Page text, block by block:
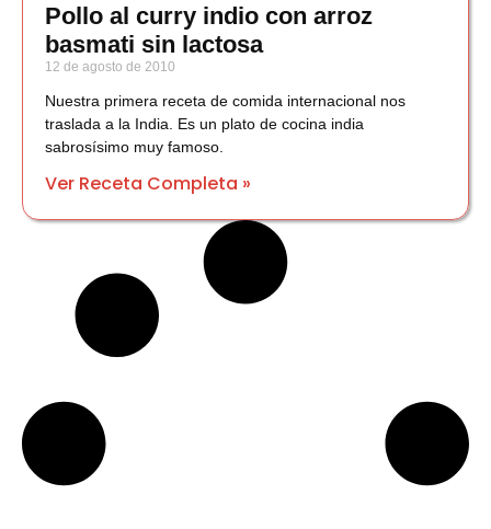
Pollo al curry indio con arroz
basmati sin lactosa
12 de agosto de 2010
Nuestra primera receta de comida internacional nos
traslada a la India. Es un plato de cocina india
sabrosísimo muy famoso.
Ver Receta Completa »